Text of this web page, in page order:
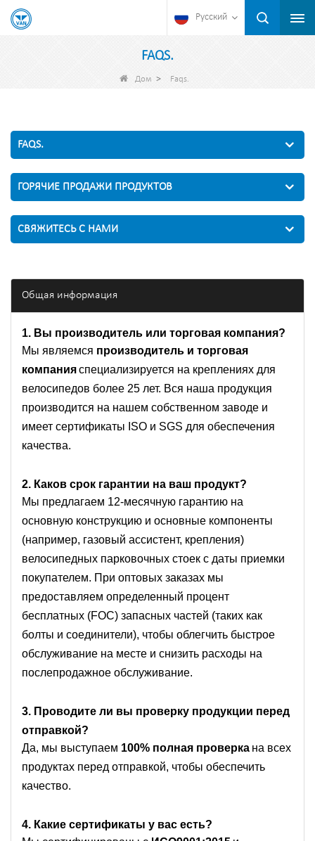
Русский
FAQS.
Дом > Faqs.
FAQS.
ГОРЯЧИЕ ПРОДАЖИ ПРОДУКТОВ
СВЯЖИТЕСЬ С НАМИ
Общая информация
1. Вы производитель или торговая компания?
Мы являемся производитель и торговая
компанияспециализируется на креплениях для
велосипедов более 25 лет. Вся наша продукция
производится на нашем собственном заводе и
имеет сертификаты ISO и SGS для обеспечения
качества.
2. Каков срок гарантии на ваш продукт?
Мы предлагаем 12-месячную гарантию на
основную конструкцию и основные компоненты
(например, газовый ассистент, крепления)
велосипедных парковочных стоек с даты приемки
покупателем. При оптовых заказах мы
предоставляем определенный процент
бесплатных (FOC) запасных частей (таких как
болты и соединители), чтобы облегчить быстрое
обслуживание на месте и снизить расходы на
послепродажное обслуживание.
3. Проводите ли вы проверку продукции перед
отправкой?
Да, мы выступаем 100% полная проверка на всех
продуктах перед отправкой, чтобы обеспечить
качество.
4. Какие сертификаты у вас есть?